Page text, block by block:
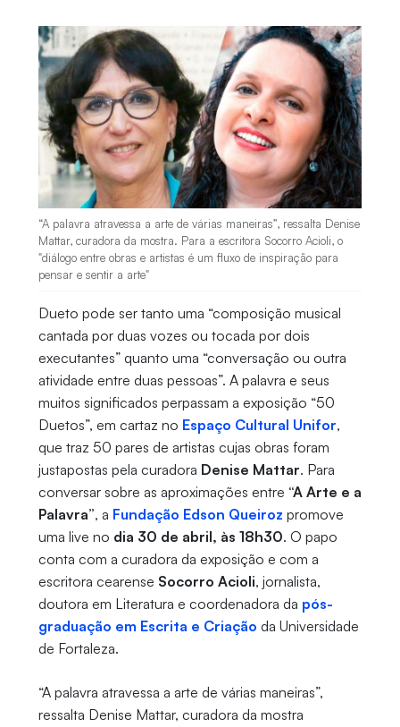
“A palavra atravessa a arte de várias maneiras”, ressalta Denise
Mattar, curadora da mostra. Para a escritora Socorro Acioli, o
"diálogo entre obras e artistas é um fluxo de inspiração para
pensar e sentir a arte"
Dueto pode ser tanto uma “composição musical
cantada por duas vozes ou tocada por dois
executantes” quanto uma “conversação ou outra
atividade entre duas pessoas”. A palavra e seus
muitos significados perpassam a exposição “50
Duetos”, em cartaz no Espaço Cultural Unifor,
que traz 50 pares de artistas cujas obras foram
justapostas pela curadora Denise Mattar. Para
conversar sobre as aproximações entre “A Arte e a
Palavra”, a Fundação Edson Queiroz promove
uma live no dia 30 de abril, às 18h30. O papo
conta com a curadora da exposição e com a
escritora cearense Socorro Acioli, jornalista,
doutora em Literatura e coordenadora da pós-
graduação em Escrita e Criação da Universidade
de Fortaleza.
“A palavra atravessa a arte de várias maneiras”,
ressalta Denise Mattar, curadora da mostra